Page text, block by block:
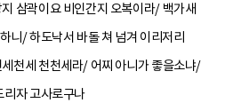
삼곽이요 비인간지 오복이라/ 백가새
니/ 하도낙서 바돌 쳐 넘겨 이리저리
천세 천천세라/ 어찌 아니가 좋을소냐/
리자 고사로구나